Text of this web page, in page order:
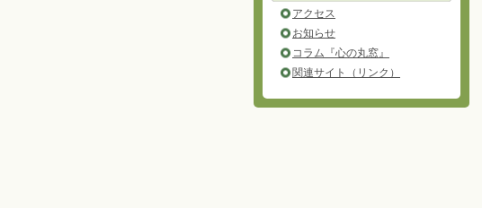
アクセス
お知らせ
コラム『心の丸窓』
関連サイト（リンク）